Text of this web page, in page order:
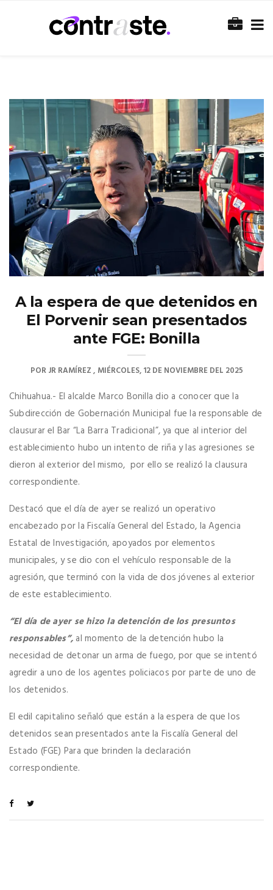
A la espera de que detenidos en
El Porvenir sean presentados
ante FGE: Bonilla
PORJR RAMÍREZ MIÉRCOLES, 12 DE NOVIEMBRE DEL 2025
Chihuahua.- El alcalde Marco Bonilla dio a conocer que la
Subdirección de Gobernación Municipal fue la responsable de
clausurar el Bar “La Barra Tradicional”, ya que al interior del
establecimiento hubo un intento de riña y las agresiones se
dieron al exterior del mismo, por ello se realizó la clausura
correspondiente.
Destacó que el día de ayer se realizó un operativo
encabezado por la Fiscalía General del Estado, la Agencia
Estatal de Investigación, apoyados por elementos
municipales, y se dio con el vehículo responsable de la
agresión, que terminó con la vida de dos jóvenes al exterior
de este establecimiento.
“El día de ayer se hizo la detención de los presuntos
responsables”, al momento de la detención hubo la
necesidad de detonar un arma de fuego, por que se intentó
agredir a uno de los agentes policiacos por parte de uno de
los detenidos.
El edil capitalino señaló que están a la espera de que los
detenidos sean presentados ante la Fiscalía General del
Estado (FGE) Para que brinden la declaración
correspondiente.